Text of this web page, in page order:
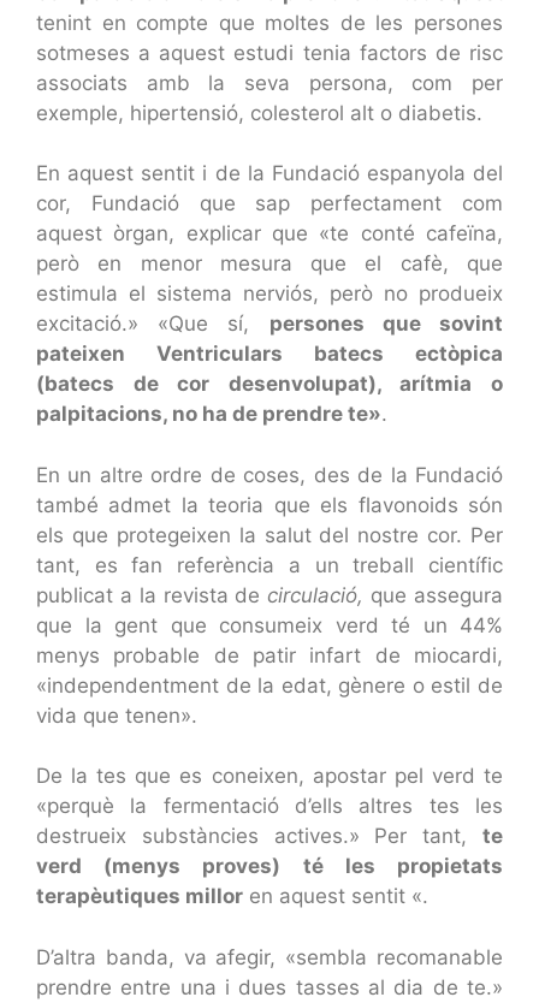
tenint en compte que moltes de les persones
sotmeses a aquest estudi tenia factors de risc
associats amb la seva persona, com per
exemple, hipertensió, colesterol alt o diabetis.
En aquest sentit i de la Fundació espanyola del
cor, Fundació que sap perfectament com
aquest òrgan, explicar que «te conté cafeïna,
però en menor mesura que el cafè, que
estimula el sistema nerviós, però no produeix
excitació.» «Que sí, persones que sovint
pateixen Ventriculars batecs ectòpica
(batecs de cor desenvolupat), arítmia o
palpitacions, no ha de prendre te».
En un altre ordre de coses, des de la Fundació
també admet la teoria que els flavonoids són
els que protegeixen la salut del nostre cor. Per
tant, es fan referència a un treball científic
publicat a la revista de circulació, que assegura
que la gent que consumeix verd té un 44%
menys probable de patir infart de miocardi,
«independentment de la edat, gènere o estil de
vida que tenen».
De la tes que es coneixen, apostar pel verd te
«perquè la fermentació d’ells altres tes les
destrueix substàncies actives.» Per tant, te
verd (menys proves) té les propietats
terapèutiques millor en aquest sentit «.
D’altra banda, va afegir, «sembla recomanable
prendre entre una i dues tasses al dia de te.»